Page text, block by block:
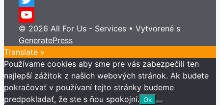
Twitter
YouTube
Channel
© 2026 All For Us - Services • Vytvorené s
GeneratePress
Translate »
Používame cookies aby sme pre vás zabezpečili ten
najlepší zážitok z našich webových stránok. Ak budete
pokračovať v používaní tejto stránky budeme
predpokladať, že ste s ňou spokojní. Ok